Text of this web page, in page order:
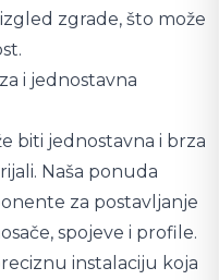
zgrade, što može
i jednostavna
biti jednostavna i brza
Naša ponuda
za postavljanje
spojeve i profile.
instalaciju koja